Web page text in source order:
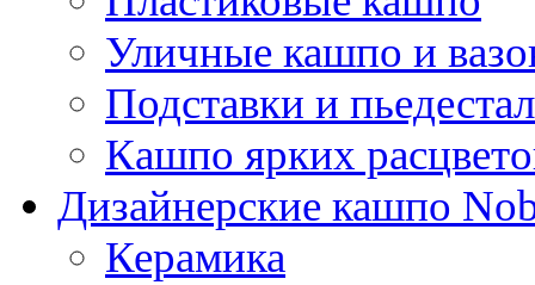
Уличные кашпо и
Подставки и
Кашпо ярких
Дизайнерские кашпо
Керамика